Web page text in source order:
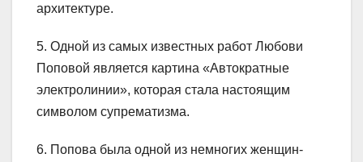
архитектуре.
5. Одной из самых известных работ Любови
Поповой является картина «Автократные
электролинии», которая стала настоящим
символом супрематизма.
6. Попова была одной из немногих женщин-